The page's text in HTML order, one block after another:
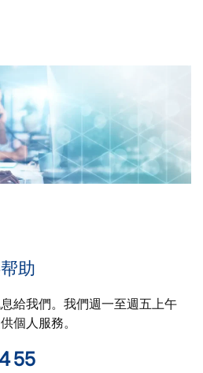
助
給我們。我們週一至週五上午
個人服務。
55